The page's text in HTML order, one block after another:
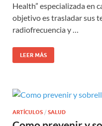
Health” especializada en
objetivo es trasladar sus
radiofrecuencia y …
LEER MÁS
ARTÍCULOS / SALUD